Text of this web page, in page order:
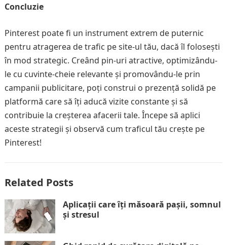
Concluzie
Pinterest poate fi un instrument extrem de puternic
pentru atragerea de trafic pe site-ul tău, dacă îl folosești
în mod strategic. Creând pin-uri atractive, optimizându-
le cu cuvinte-cheie relevante și promovându-le prin
campanii publicitare, poți construi o prezență solidă pe
platformă care să îți aducă vizite constante și să
contribuie la creșterea afacerii tale. Începe să aplici
aceste strategii și observă cum traficul tău crește pe
Pinterest!
Related Posts
Aplicații care îți măsoară pașii, somnul
și stresul